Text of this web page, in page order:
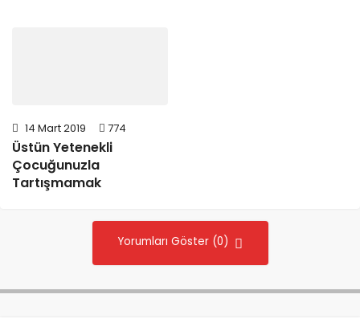
14 Mart 2019 774
Üstün Yetenekli
Çocuğunuzla
Tartışmamak
Yorumları Göster (0)